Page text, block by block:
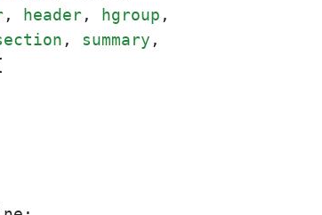
, header, hgroup
, summary